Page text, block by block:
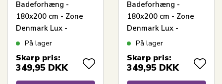
Badeforhæng -
180x200 cm - Zone
Denmark Lux -
Jacquardvævet Black
På lager
Skarp pris:
349,95 DKK
Badeforhæng -
180x200 cm - Zone
Denmark Lux -
Jacquardvævet Camel
På lager
Skarp pris:
349,95 DKK